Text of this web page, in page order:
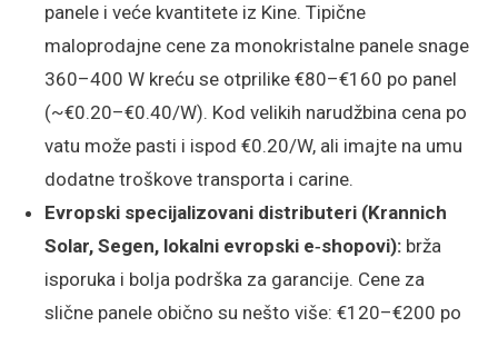
panele i veće kvantitete iz Kine. Tipične
maloprodajne cene za monokristalne panele snage
360–400 W kreću se otprilike €80–€160 po panel
(~€0.20–€0.40/W). Kod velikih narudžbina cena po
vatu može pasti i ispod €0.20/W, ali imajte na umu
dodatne troškove transporta i carine.
Evropski specijalizovani distributeri (Krannich
Solar, Segen, lokalni evropski e‑shopovi): brža
isporuka i bolja podrška za garancije. Cene za
slične panele obično su nešto više: €120–€200 po